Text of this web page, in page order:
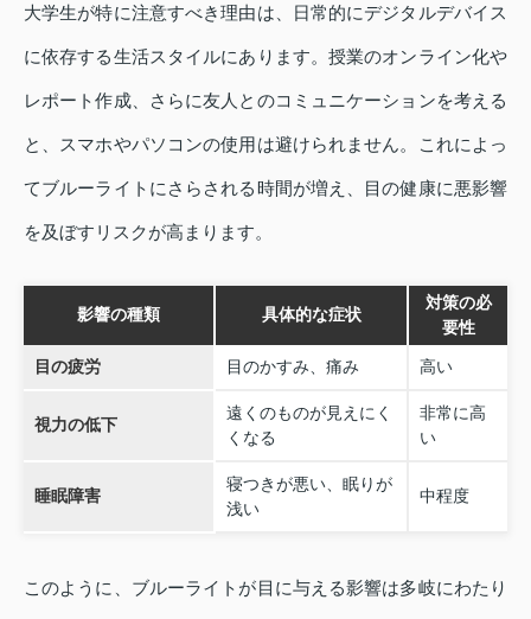
大学生が特に注意すべき理由は、日常的にデジタルデバイス
に依存する生活スタイルにあります。授業のオンライン化や
レポート作成、さらに友人とのコミュニケーションを考える
と、スマホやパソコンの使用は避けられません。これによっ
てブルーライトにさらされる時間が増え、目の健康に悪影響
を及ぼすリスクが高まります。
影響の種類 具体的な症状
対策の必
要性
目の疲労 目のかすみ、痛み 高い
視力の低下
遠くのものが見えにく
くなる
非常に高
い
睡眠障害
寝つきが悪い、眠りが
浅い
中程度
このように、ブルーライトが目に与える影響は多岐にわたり